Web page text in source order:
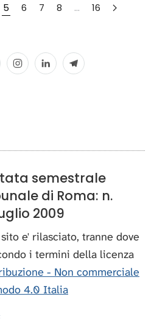
5 6 7 8 … 16
semestrale
di Roma: n.
2009
e' rilasciato, tranne dove
i termini della licenza
- Non commerciale
4.0 Italia